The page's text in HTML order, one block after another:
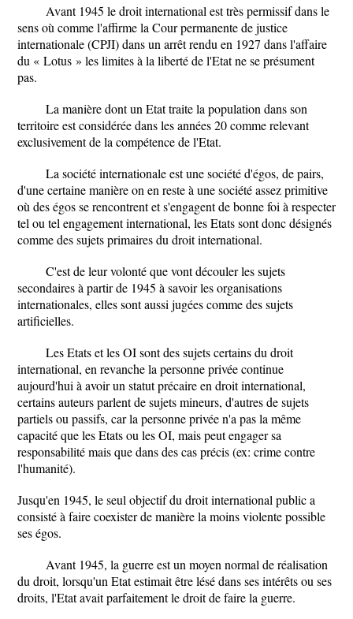
Avant 1945 le droit international est très permissif dans le
sens où comme l'affirme la Cour permanente de justice
internationale (CPJI) dans un arrêt rendu en 1927 dans l'affaire
du « Lotus » les limites à la liberté de l'Etat ne se présument
pas.
La manière dont un Etat traite la population dans son
territoire est considérée dans les années 20 comme relevant
exclusivement de la compétence de l'Etat.
La société internationale est une société d'égos, de pairs,
d'une certaine manière on en reste à une société assez primitive
où des égos se rencontrent et s'engagent de bonne foi à respecter
tel ou tel engagement international, les Etats sont donc désignés
comme des sujets primaires du droit international.
C'est de leur volonté que vont découler les sujets
secondaires à partir de 1945 à savoir les organisations
internationales, elles sont aussi jugées comme des sujets
artificielles.
Les Etats et les OI sont des sujets certains du droit
international, en revanche la personne privée continue
aujourd'hui à avoir un statut précaire en droit international,
certains auteurs parlent de sujets mineurs, d'autres de sujets
partiels ou passifs, car la personne privée n'a pas la même
capacité que les Etats ou les OI, mais peut engager sa
responsabilité mais que dans des cas précis (ex: crime contre
l'humanité).
Jusqu'en 1945, le seul objectif du droit international public a
consisté à faire coexister de manière la moins violente possible
ses égos.
Avant 1945, la guerre est un moyen normal de réalisation
du droit, lorsqu'un Etat estimait être lésé dans ses intérêts ou ses
droits, l'Etat avait parfaitement le droit de faire la guerre.